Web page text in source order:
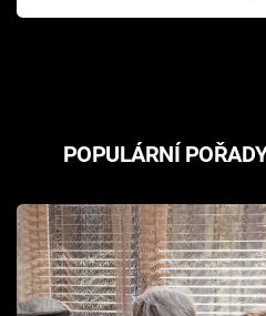
Pottera přišla s ráznou
POPULÁRNÍ